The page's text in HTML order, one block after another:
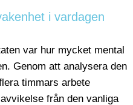
i vardagen
var hur mycket mental
Genom att analysera den
timmars arbete
från den vanliga